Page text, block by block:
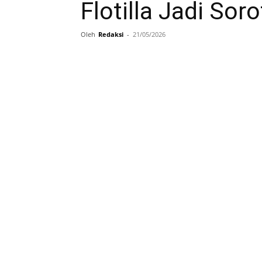
Flotilla Jadi
Oleh Redaksi - 21/05/2026